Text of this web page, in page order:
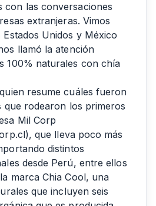
con las conversaciones
extranjeras. Vimos
Unidos y México
llamó la atención
100% naturales con chía
resume cuáles fueron
que rodearon los primeros
Mil Corp
que lleva poco más
distintos
desde Perú, entre ellos
marca Chia Cool, una
que incluyen seis